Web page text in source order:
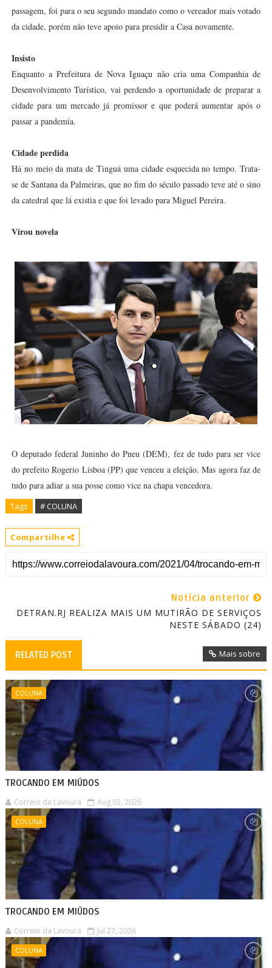
passagem, foi para o seu segundo mandato como o vereador mais votado
da cidade, porém não teve apoio para presidir a Casa novamente.
Insisto
Enquanto a Prefeitura de Nova Iguaçu não cria uma Companhia de
Desenvolvimento Turístico, vai perdendo a oportunidade de preparar a
cidade para um mercado já promissor e que poderá aumentar após o
passar a pandemia.
Cidade perdida
Há no meio da mata de Tinguá uma cidade esquecida no tempo. Trata-
se de Santana da Palmeiras, que no fim do século passado teve até o sino
da catedral que lá existia e que foi levado para Miguel Pereira.
Virou novela
O deputado federal Juninho do Pneu (DEM), fez de tudo para ser vice
do prefeito Rogerio Lisboa (PP) que venceu a eleição. Mas agora faz de
tudo para adiar a sua posse como vice na chapa vencedora.
Tags # COLUNA
Compartilhe
Notícia anterior
DETRAN.RJ REALIZA MAIS UM MUTIRÃO DE SERVIÇOS
NESTE SÁBADO (24)
RELATED POST Mais sobre
COLUNA
TROCANDO EM MIÚDOS
Correio da Lavoura Aug 03, 2026
COLUNA
TROCANDO EM MIÚDOS
Correio da Lavoura Jul 27, 2026
COLUNA